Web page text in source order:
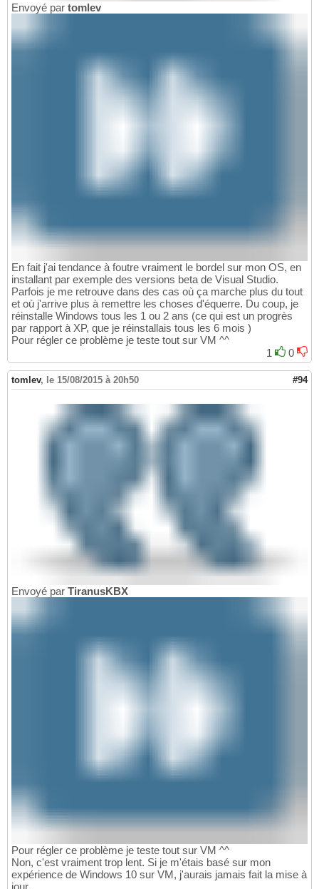
Envoyé par tomlev
En fait j'ai tendance à foutre vraiment le bordel sur mon OS, en
installant par exemple des versions beta de Visual Studio.
Parfois je me retrouve dans des cas où ça marche plus du tout
et où j'arrive plus à remettre les choses d'équerre. Du coup, je
réinstalle Windows tous les 1 ou 2 ans (ce qui est un progrès
par rapport à XP, que je réinstallais tous les 6 mois )
Pour régler ce problème je teste tout sur VM ^^
1
0
tomlev, le 15/08/2015 à 20h50 #94
Envoyé par TiranusKBX
Pour régler ce problème je teste tout sur VM ^^
Non, c'est vraiment trop lent. Si je m'étais basé sur mon
expérience de Windows 10 sur VM, j'aurais jamais fait la mise à